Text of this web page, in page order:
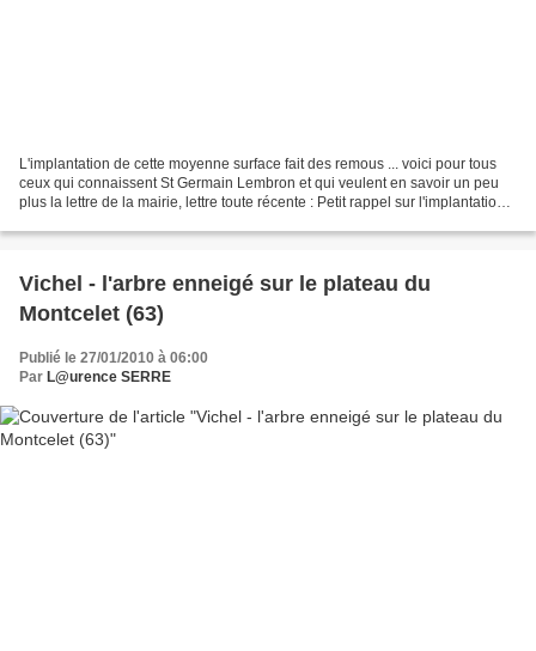
L'implantation de cette moyenne surface fait des remous ... voici pour tous
ceux qui connaissent St Germain Lembron et qui veulent en savoir un peu
plus la lettre de la mairie, lettre toute récente : Petit rappel sur l'implantation
Vichel - l'arbre enneigé sur le plateau du
Montcelet (63)
Publié le 27/01/2010 à 06:00
Par L@urence SERRE